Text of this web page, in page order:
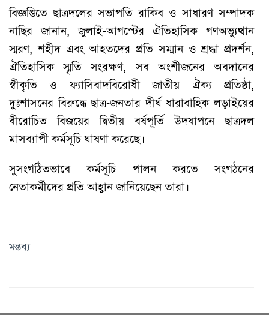
বিজ্ঞপ্তিতে ছাত্রদলের সভাপতি রাকিব ও সাধারণ সম্পাদক
নাছির জানান, জুলাই-আগস্টের ঐতিহাসিক গণঅভ্যুত্থান
স্মরণ, শহীদ এবং আহতদের প্রতি সম্মান ও শ্রদ্ধা প্রদর্শন,
ঐতিহাসিক স্মৃতি সংরক্ষণ, সব অংশীজনের অবদানের
স্বীকৃতি ও ফ্যাসিবাদবিরোধী জাতীয় ঐক্য প্রতিষ্ঠা,
দুঃশাসনের বিরুদ্ধে ছাত্র-জনতার দীর্ঘ ধারাবাহিক লড়াইয়ের
বীরোচিত বিজয়ের দ্বিতীয় বর্ষপূর্তি উদযাপনে ছাত্রদল
মাসব্যাপী কর্মসূচি ঘাষণা করেছে।
সুসংগঠিতভাবে কর্মসূচি পালন করতে সংগঠনের
নেতাকর্মীদের প্রতি আহ্বান জানিয়েছেন তারা।
মন্তব্য